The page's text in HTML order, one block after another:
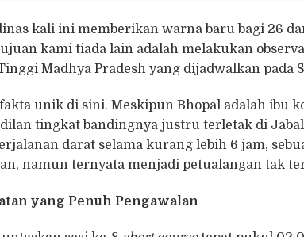
kali ini memberikan warna baru bagi 26
kami tiada lain adalah melakukan
Madhya Pradesh yang dijadwalkan pada
unik di sini. Meskipun Bhopal adalah ibu
tingkat bandingnya justru terletak di
darat selama kurang lebih 6 jam,
namun ternyata menjadi petualangan tak
yang Penuh Pengawalan